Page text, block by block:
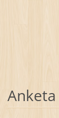
Anketa